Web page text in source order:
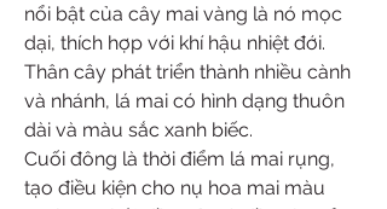
nổi bật của cây mai vàng là nó mọc
dại, thích hợp với khí hậu nhiệt đới.
Thân cây phát triển thành nhiều cành
và nhánh, lá mai có hình dạng thuôn
dài và màu sắc xanh biếc.
Cuối đông là thời điểm lá mai rụng,
tạo điều kiện cho nụ hoa mai màu